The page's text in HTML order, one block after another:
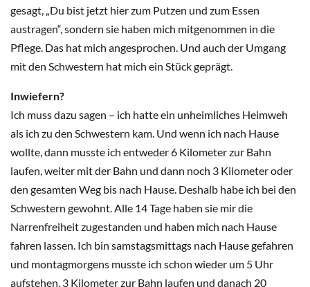
gesagt, „Du bist jetzt hier zum Putzen und zum Essen
austragen“, sondern sie haben mich mitgenommen in die
Pflege. Das hat mich angesprochen. Und auch der Umgang
mit den Schwestern hat mich ein Stück geprägt.
Inwiefern?
Ich muss dazu sagen – ich hatte ein unheimliches Heimweh
als ich zu den Schwestern kam. Und wenn ich nach Hause
wollte, dann musste ich entweder 6 Kilometer zur Bahn
laufen, weiter mit der Bahn und dann noch 3 Kilometer oder
den gesamten Weg bis nach Hause. Deshalb habe ich bei den
Schwestern gewohnt. Alle 14 Tage haben sie mir die
Narrenfreiheit zugestanden und haben mich nach Hause
fahren lassen. Ich bin samstagsmittags nach Hause gefahren
und montagmorgens musste ich schon wieder um 5 Uhr
aufstehen. 3 Kilometer zur Bahn laufen und danach 20